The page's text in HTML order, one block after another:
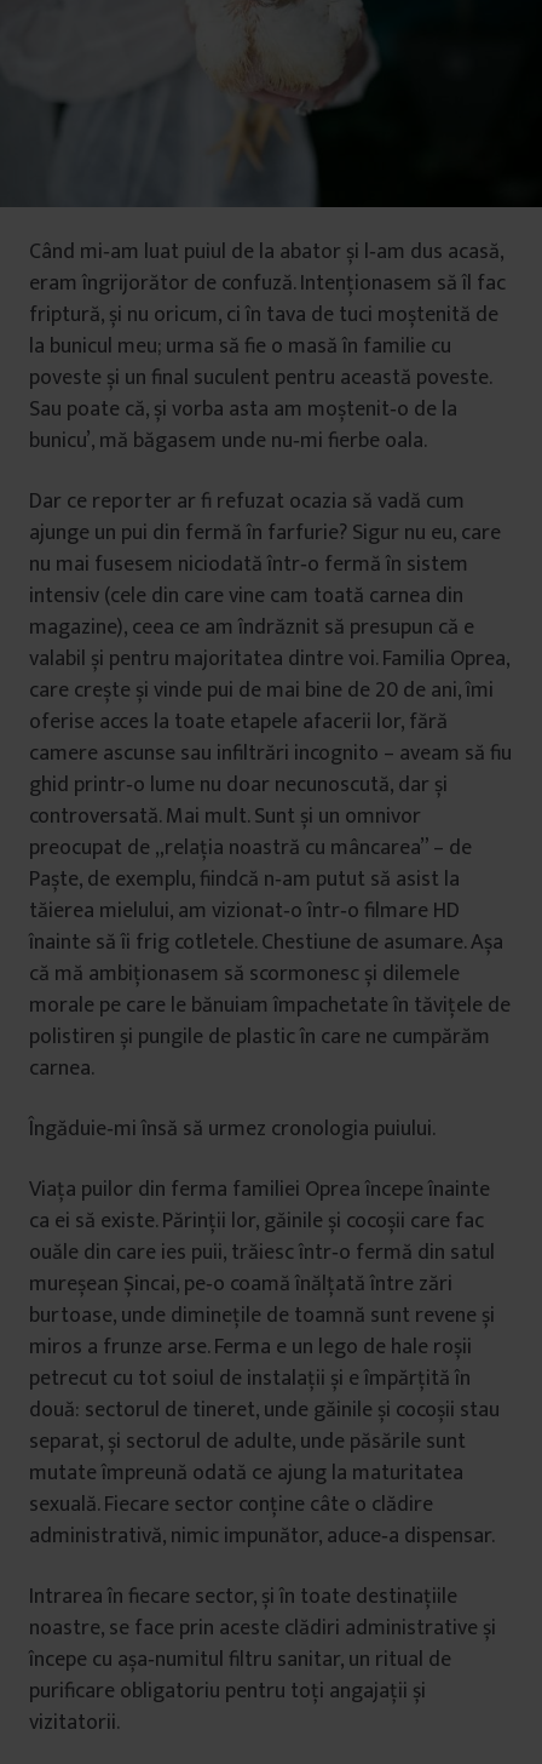
Când mi‑am luat puiul de la abator și l‑am dus acasă,
eram îngrijorător de confuză. Intenționasem să îl fac
friptură, și nu oricum, ci în tava de tuci moștenită de
la bunicul meu; urma să fie o masă în familie cu
poveste și un final suculent pentru această poveste.
Sau poate că, și vorba asta am moștenit‑o de la
bunicu’, mă băgasem unde nu‑mi fierbe oala.
Dar ce reporter ar fi refuzat ocazia să vadă cum
ajunge un pui din fermă în farfurie? Sigur nu eu, care
nu mai fusesem niciodată într‑o fermă în sistem
intensiv (cele din care vine cam toată carnea din
magazine), ceea ce am îndrăznit să presupun că e
valabil și pentru majoritatea dintre voi. Familia Oprea,
care crește și vinde pui de mai bine de 20 de ani, îmi
oferise acces la toate etapele afacerii lor, fără
camere ascunse sau infiltrări incognito – aveam să fiu
ghid printr‑o lume nu doar necunoscută, dar și
controversată. Mai mult. Sunt și un omnivor
preocupat de „relația noastră cu mâncarea” – de
Paște, de exemplu, fiindcă n‑am putut să asist la
tăierea mielului, am vizionat‑o într‑o filmare HD
înainte să îi frig cotletele. Chestiune de asumare. Așa
că mă ambiționasem să scormonesc și dilemele
morale pe care le bănuiam împachetate în tăvițele de
polistiren și pungile de plastic în care ne cumpărăm
carnea.
Îngăduie‑mi însă să urmez cronologia puiului.
Viața puilor din ferma familiei Oprea începe înainte
ca ei să existe. Părinții lor, găinile și cocoșii care fac
ouăle din care ies puii, trăiesc într‑o fermă din satul
mureșean Șincai, pe‑o coamă înălțată între zări
burtoase, unde diminețile de toamnă sunt revene și
miros a frunze arse. Ferma e un lego de hale roșii
petrecut cu tot soiul de instalații și e împărțită în
două: sectorul de tineret, unde găinile și cocoșii stau
separat, și sectorul de adulte, unde păsările sunt
mutate împreună odată ce ajung la maturitatea
sexuală. Fiecare sector conține câte o clădire
administrativă, nimic impunător, aduce‑a dispensar.
Intrarea în fiecare sector, și în toate destinațiile
noastre, se face prin aceste clădiri administrative și
începe cu așa‑numitul filtru sanitar, un ritual de
purificare obligatoriu pentru toți angajații și
vizitatorii.